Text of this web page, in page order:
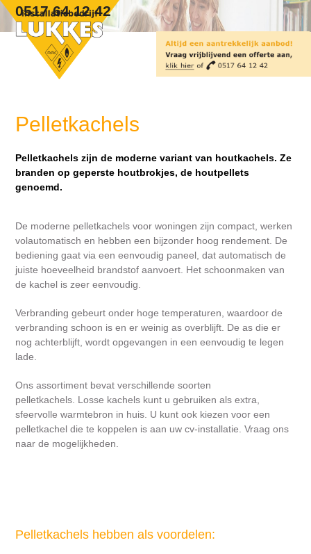
Skip
content
0517 64 12 42
Open
mobile
menu
Close
mobile
menu
Pelletkachels
Pelletkachels zijn de moderne variant van houtkachels. Ze
branden op geperste houtbrokjes, de houtpellets
genoemd.
De moderne pelletkachels voor woningen zijn compact, werken
volautomatisch en hebben een bijzonder hoog rendement. De
bediening gaat via een eenvoudig paneel, dat automatisch de
juiste hoeveelheid brandstof aanvoert. Het schoonmaken van
de kachel is zeer eenvoudig.
Verbranding gebeurt onder hoge temperaturen, waardoor de
verbranding schoon is en er weinig as overblijft. De as die er
nog achterblijft, wordt opgevangen in een eenvoudig te legen
lade.
Ons assortiment bevat verschillende soorten
pelletkachels. Losse kachels kunt u gebruiken als extra,
sfeervolle warmtebron in huis. U kunt ook kiezen voor een
pelletkachel die te koppelen is aan uw cv-installatie. Vraag ons
naar de mogelijkheden.
Pelletkachels hebben als voordelen: